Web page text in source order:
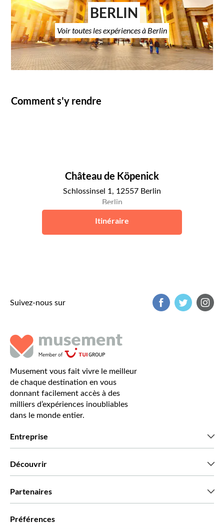
BERLIN
Voir toutes les expériences à Berlin
Comment s'y rendre
Château de Köpenick
Schlossinsel 1, 12557 Berlin
Berlin
Itinéraire
Suivez-nous sur
Musement vous fait vivre le meilleur
de chaque destination en vous
donnant facilement accès à des
milliers d’expériences inoubliables
dans le monde entier.
Entreprise
Découvrir
Partenaires
Préférences